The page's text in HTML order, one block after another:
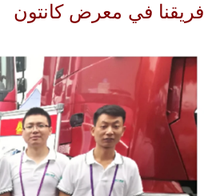
فريقنا في معرض كانتون